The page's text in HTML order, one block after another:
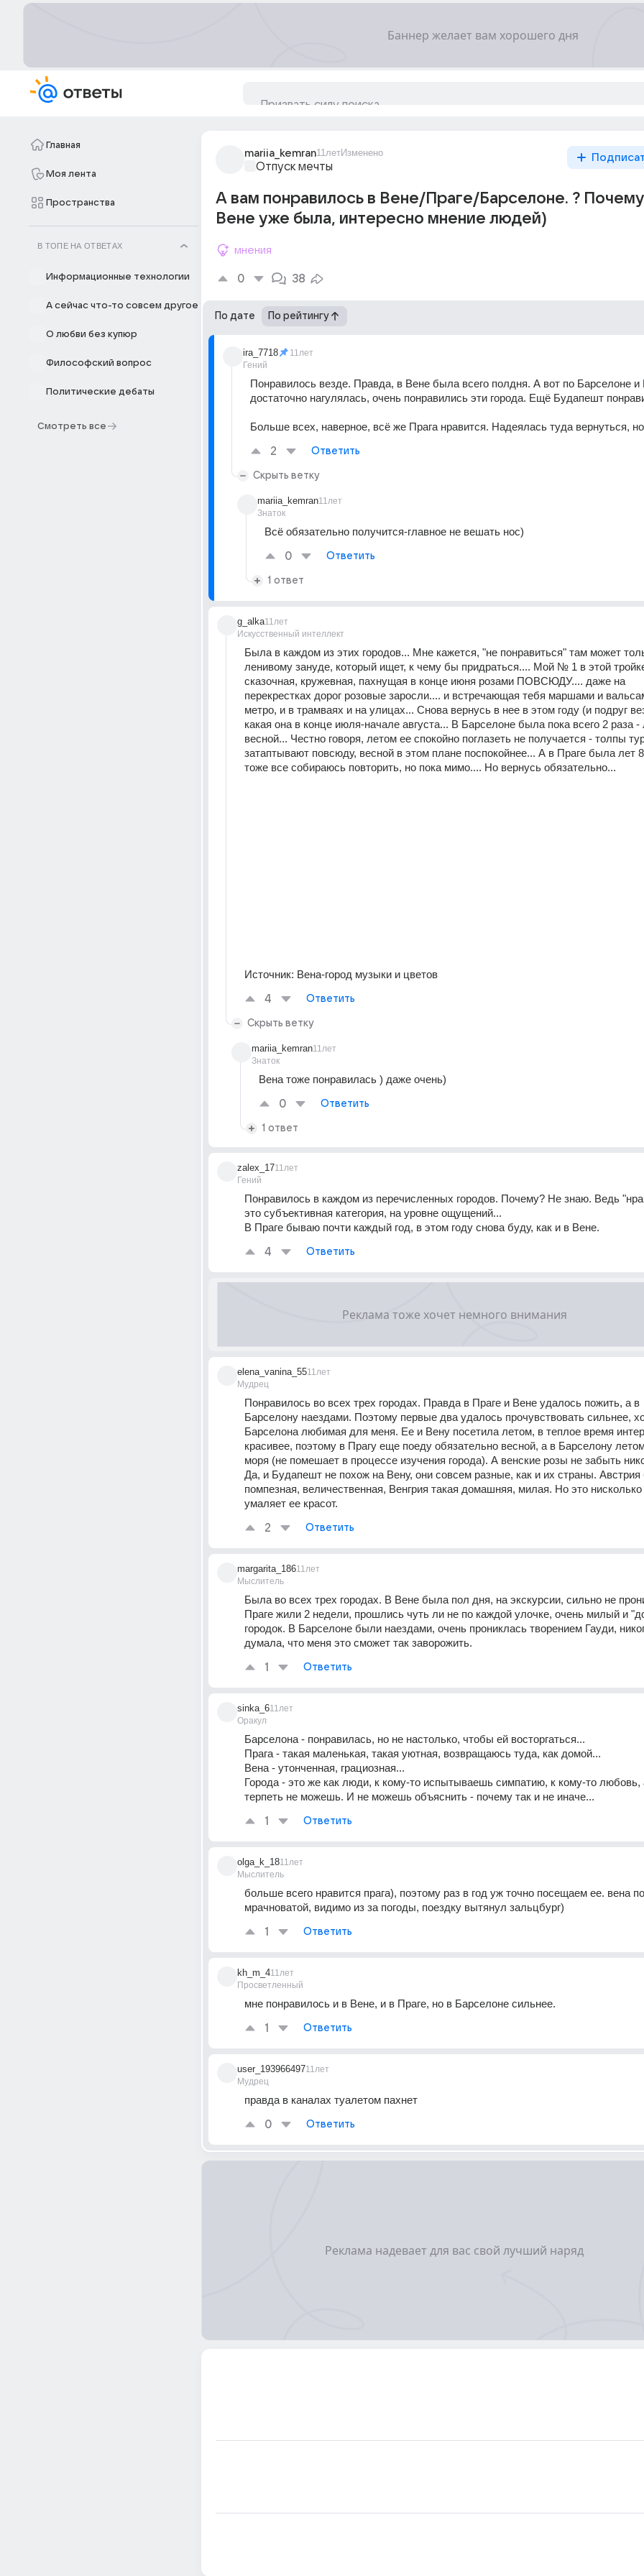
Главная
Моя лента
Пространства
В ТОПЕ НА ОТВЕТАХ
Информационные технологии
А сейчас что-то совсем другое
О любви без купюр
Философский вопрос
Политические дебаты
Смотреть все
mariia_kemran11летИзменено
Отпуск мечты
А вам понравилось в Вене/Праге/Барселоне. ?
Вене уже была, интересно мнение людей)
мнения
0 38
По дате По рейтингу
ira_7718
Гений
11лет
Понравилось везде. Правда, в Вене была всего полдня. А вот по Барселоне и
достаточно нагулялась, очень понравились эти города. Ещё Будапешт
Больше всех, наверное, всё же Прага нравится. Надеялась туда вернуться,
2 Ответить
Скрыть ветку
mariia_kemran
Знаток
11лет
Всё обязательно получится-главное не вешать нос)
0 Ответить
1 ответ
g_alka
Искусственный интеллект
11лет
Была в каждом из этих городов... Мне кажется, "не понравиться" там может
ленивому зануде, который ищет, к чему бы придраться.... Мой № 1 в этой
сказочная, кружевная, пахнущая в конце июня розами ПОВСЮДУ.... даже на
перекрестках дорог розовые заросли.... и встречающая тебя маршами и
метро, и в трамваях и на улицах... Снова вернусь в нее в этом году (и подруг
какая она в конце июля-начале августа... В Барселоне была пока всего 2 раза -
весной... Честно говоря, летом ее спокойно поглазеть не получается - толпы
затаптывают повсюду, весной в этом плане поспокойнее... А в Праге была лет
тоже все собираюсь повторить, но пока мимо.... Но вернусь обязательно...
Источник: Вена-город музыки и цветов
4 Ответить
Скрыть ветку
mariia_kemran
Знаток
11лет
Вена тоже понравилась ) даже очень)
0 Ответить
1 ответ
zalex_17
Гений
11лет
Понравилось в каждом из перечисленных городов. Почему? Не знаю. Ведь
это субъективная категория, на уровне ощущений...
В Праге бываю почти каждый год, в этом году снова буду, как и в Вене.
4 Ответить
elena_vanina_55
Мудрец
11лет
Понравилось во всех трех городах. Правда в Праге и Вене удалось пожить, а в
Барселону наездами. Поэтому первые два удалось прочувствовать сильнее,
Барселона любимая для меня. Ее и Вену посетила летом, в теплое время
красивее, поэтому в Прагу еще поеду обязательно весной, а в Барселону
моря (не помешает в процессе изучения города). А венские розы не забыть
Да, и Будапешт не похож на Вену, они совсем разные, как и их страны. Австрия
помпезная, величественная, Венгрия такая домашняя, милая. Но это нисколько
умаляет ее красот.
2 Ответить
margarita_186
Мыслитель
11лет
Была во всех трех городах. В Вене была пол дня, на экскурсии, сильно не
Праге жили 2 недели, прошлись чуть ли не по каждой улочке, очень милый и
городок. В Барселоне были наездами, очень прониклась творением Гауди,
думала, что меня это сможет так заворожить.
1 Ответить
sinka_6
Оракул
11лет
Барселона - понравилась, но не настолько, чтобы ей восторгаться...
Прага - такая маленькая, такая уютная, возвращаюсь туда, как домой...
Вена - утонченная, грациозная...
Города - это же как люди, к кому-то испытываешь симпатию, к кому-то любовь,
терпеть не можешь. И не можешь объяснить - почему так и не иначе...
1 Ответить
olga_k_18
Мыслитель
11лет
больше всего нравится прага), поэтому раз в год уж точно посещаем ее. вена
мрачноватой, видимо из за погоды, поездку вытянул зальцбург)
1 Ответить
kh_m_4
Просветленный
11лет
мне понравилось и в Вене, и в Праге, но в Барселоне сильнее.
1 Ответить
user_193966497
Мудрец
11лет
правда в каналах туалетом пахнет
0 Ответить